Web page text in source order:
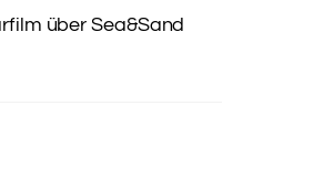
über Sea&Sand